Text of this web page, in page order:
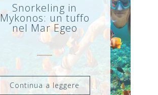
Snorkeling in
Mykonos: un tuffo
nel Mar Egeo
Continua a leggere